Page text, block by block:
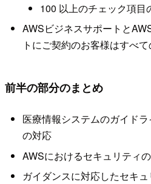
100 以上のチェック項目
AWSビジネスサポートと
トにご契約のお客様はすべ
前半の部分のまとめ
医療情報システムのガイド
の対応
AWSにおけるセキュリティ
ガイダンスに対応したセキ